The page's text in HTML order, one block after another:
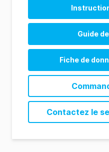
Guide
Fiche de
Contactez le